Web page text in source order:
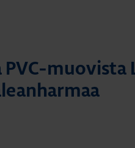
muovista